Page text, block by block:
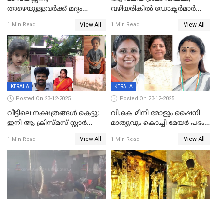
താഴെയുള്ളവർക്ക് മദ്യം
നടപടി;സ്ഥാപനങ്ങൾക്കെതിരെ
രണ്ട് കേസുകൾ
1 Min Read View All
വഴിയരികില്‍ ‌ഡോക്ടര്‍മാര്‍
മരണത്തിന് കീഴടങ്ങി
1 Min Read View All
KERALA
Posted On 23-12-2025
വീട്ടിലെ നക്ഷത്രങ്ങൾ കെട്ടു;
ഇനി ആ ക്രിസ്മസ് സ്റ്റാർ
വേണ്ടിയുള്ള
പിടിവലിക്കിടയിൽ
അപ്പൂപ്പനെതിരെ പോക്സോ
കേസ് ഒടുവിൽ 4 ജീവനുകൾ
പൊലിഞ്ഞു
1 Min Read View All
KERALA
Posted On 23-12-2025
വി.കെ മിനി മോളും ഷൈനി
മാത്യുവും കൊച്ചി മേയർ പദം
മേയറാകില്ല
1 Min Read View All